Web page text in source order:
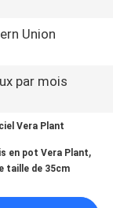
Union
par mois
Vera Plant
en pot Vera Plant,
taille de 35cm